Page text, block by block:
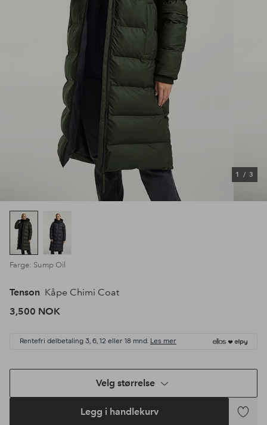
1 / 3
Farge: Sump Oil
Tenson Kåpe Chimi Coat
3,500 NOK
Rentefri delbetaling 3, 6, 12 eller 18 mnd. Les mer
Velg størrelse
Legg i handlekurv
Legg